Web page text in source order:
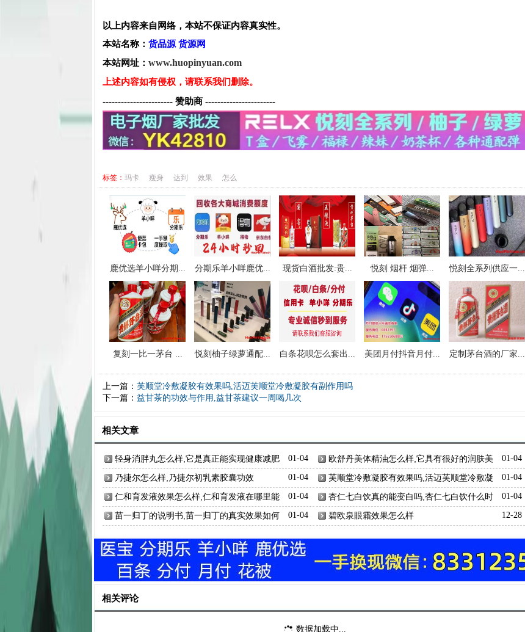
以上内容来自网络，本站不保证内容真实性。
本站名称： 货品源 货源网
本站网址： www.huopinyuan.com
上述内容如有侵权，请联系我们删除。
----------------------- 赞助商 -----------------------
标签： 玛卡 瘦身 达到 效果 怎么
鹿优选羊小咩分期... 分期乐羊小咩鹿优... 现货白酒批发:贵... 悦刻 烟杆 烟弹... 悦刻全系列供应一...
复刻一比一茅台 ... 悦刻柚子绿萝通配... 白条花呗怎么套出... 美团月付抖音月付... 定制茅台酒的厂家...
上一篇： 芙顺堂冷敷凝胶有效果吗,活迈芙顺堂冷敷凝胶有副作用吗
下一篇： 益甘茶的功效与作用,益甘茶建议一周喝几次
相关文章
01-04
轻身消胖丸怎么样,它是真正能实现健康减肥
的产品
01-04
欧舒丹美体精油怎么样,它具有很好的润肤美
容效果
01-04
乃捷尔怎么样,乃捷尔初乳素胶囊功效 01-04
芙顺堂冷敷凝胶有效果吗,活迈芙顺堂冷敷凝
胶有副作用吗
01-04
仁和育发液效果怎么样,仁和育发液在哪里能
买到正品
01-04
杏仁七白饮真的能变白吗,杏仁七白饮什么时
候喝最好
01-04
苗一归丁的说明书,苗一归丁的真实效果如何 12-28
碧欧泉眼霜效果怎么样
相关评论
数据加载中...